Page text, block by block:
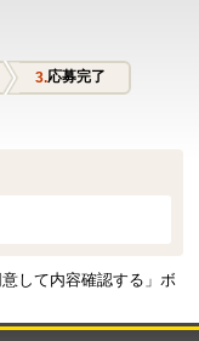
応募完了
して内容確認する」ボ